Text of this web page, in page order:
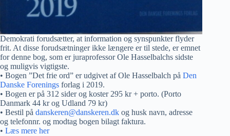
Demokrati forudsætter, at information og synspunkter flyder
frit. At disse forudsætninger ikke længere er til stede, er emnet
for denne bog, som er juraprofessor Ole Hasselbalchs sidste
og muligvis vigtigste.
• Bogen ”Det frie ord” er udgivet af Ole Hasselbalch på Den
Danske Forenings forlag i 2019.
• Bogen er på 312 sider og koster 295 kr + porto. (Porto
Danmark 44 kr og Udland 79 kr)
• Bestil på danskeren@danskeren.dk og husk navn, adresse
og telefonnr. og modtag bogen bilagt faktura.
• Læs mere her